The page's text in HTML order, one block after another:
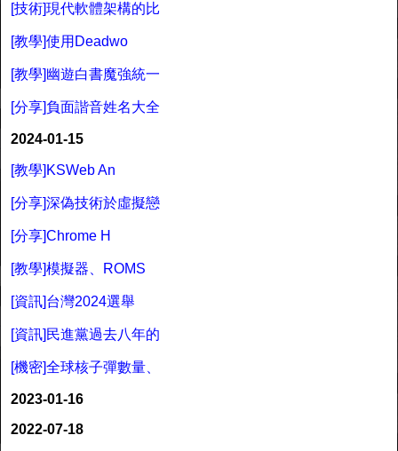
[技術]現代軟體架構的比
[教學]使用Deadwo
[教學]幽遊白書魔強統一
[分享]負面諧音姓名大全
2024-01-15
[教學]KSWeb An
[分享]深偽技術於虛擬戀
[分享]Chrome H
[教學]模擬器、ROMS
[資訊]台灣2024選舉
[資訊]民進黨過去八年的
[機密]全球核子彈數量、
2023-01-16
2022-07-18